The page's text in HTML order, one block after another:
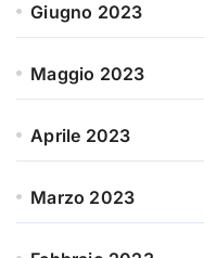
Giugno 2023
Maggio 2023
Aprile 2023
Marzo 2023